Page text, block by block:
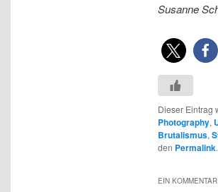
Susanne
Dieser Eintrag
Photography,
Brutalismus,
den Permalink.
EIN KOMMENTAR